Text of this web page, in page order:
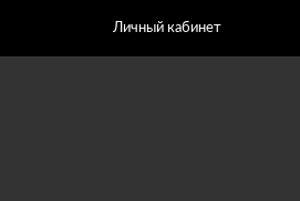
Личный кабинет